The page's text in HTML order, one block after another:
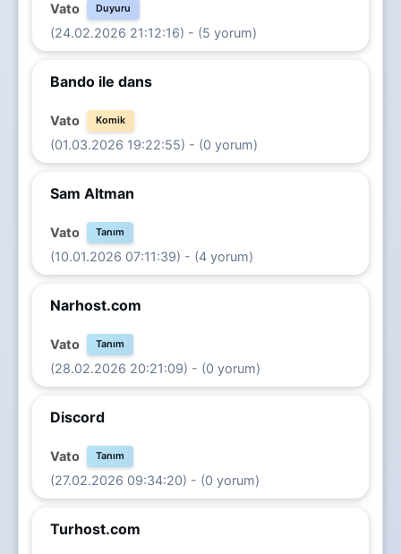
Vato Duyuru
(24.02.2026 21:12:16) - (5 yorum)
Bando ile dans
Vato Komik
(01.03.2026 19:22:55) - (0 yorum)
Sam Altman
Vato Tanım
(10.01.2026 07:11:39) - (4 yorum)
Narhost.com
Vato Tanım
(28.02.2026 20:21:09) - (0 yorum)
Discord
Vato Tanım
(27.02.2026 09:34:20) - (0 yorum)
Turhost.com